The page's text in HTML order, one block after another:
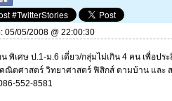
05/05/2008 @ 22:00:30
พิเศษ ป.1-ม.6 เดี่ยว/กลุ่มไม่เกิน 4 คน เพื่อป
ณิตศาสตร์ วิทยาศาสตร์ ฟิสิกส์ ตามบ้าน และ
552-8581